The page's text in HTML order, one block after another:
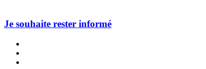
Je souhaite rester informé